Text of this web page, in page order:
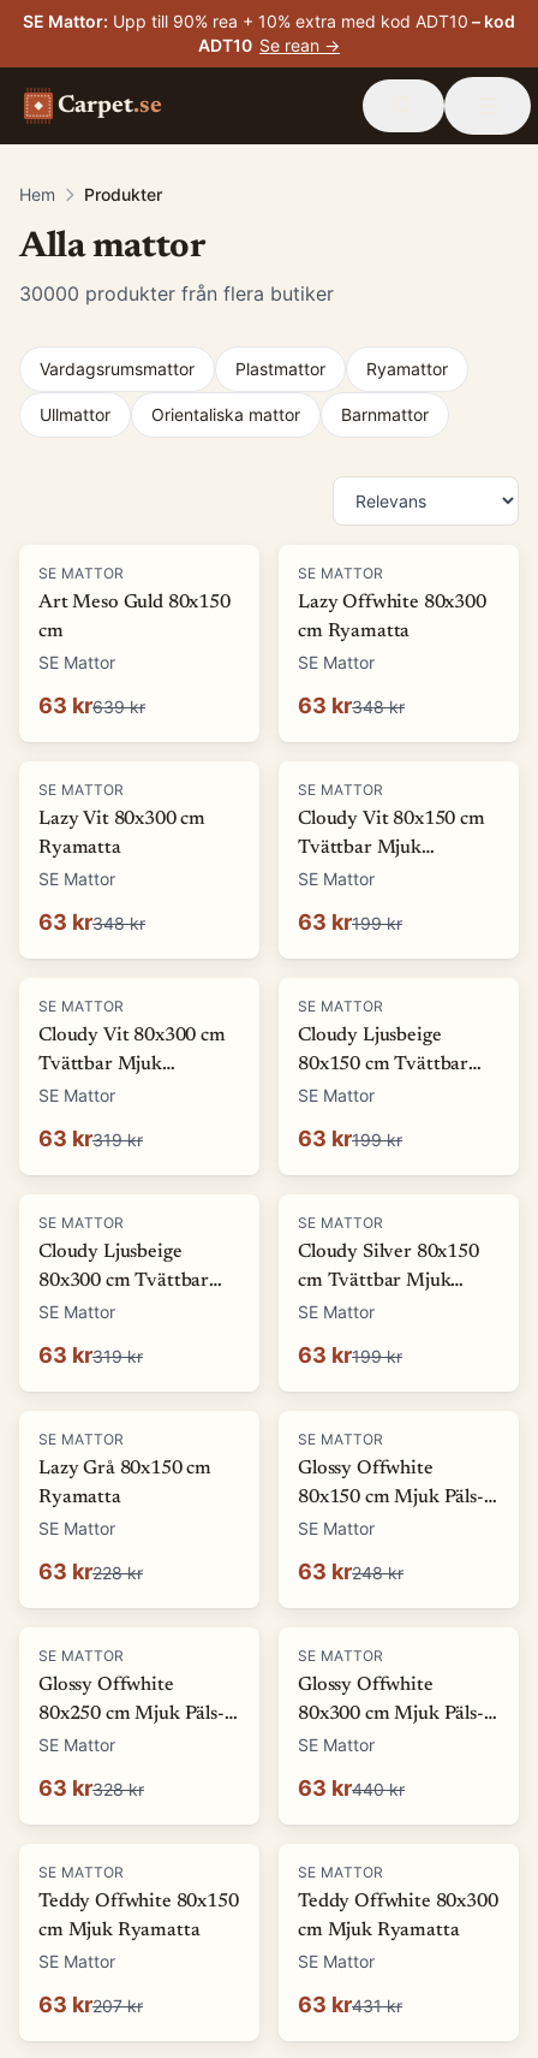
SE Mattor: Upp till 90% rea + 10% extra med kod ADT10 – kod
ADT10 Se rean →
Carpet.se
Hem Produkter
Alla mattor
30000 produkter från flera butiker
Vardagsrumsmattor Plastmattor Ryamattor
Ullmattor Orientaliska mattor Barnmattor
-90%
SE MATTOR
Art Meso Guld 80x150
cm
SE Mattor
63 kr639 kr
-82%
SE MATTOR
Lazy Offwhite 80x300
cm Ryamatta
SE Mattor
63 kr348 kr
-82%
SE MATTOR
Lazy Vit 80x300 cm
Ryamatta
SE Mattor
63 kr348 kr
-68%
SE MATTOR
Cloudy Vit 80x150 cm
Tvättbar Mjuk
Ryamatta
SE Mattor
63 kr199 kr
-80%
SE MATTOR
Cloudy Vit 80x300 cm
Tvättbar Mjuk
Ryamatta
SE Mattor
63 kr319 kr
-68%
SE MATTOR
Cloudy Ljusbeige
80x150 cm Tvättbar
Mjuk Ryamatta
SE Mattor
63 kr199 kr
-80%
SE MATTOR
Cloudy Ljusbeige
80x300 cm Tvättbar
Mjuk Ryamatta
SE Mattor
63 kr319 kr
-68%
SE MATTOR
Cloudy Silver 80x150
cm Tvättbar Mjuk
Ryamatta
SE Mattor
63 kr199 kr
-72 %
SE MATTOR
Lazy Grå 80x150 cm
Ryamatta
SE Mattor
63 kr228 kr
-75%
SE MATTOR
Glossy Offwhite
80x150 cm Mjuk Päls-
look Matta
SE Mattor
63 kr248 kr
-81 %
SE MATTOR
Glossy Offwhite
80x250 cm Mjuk Päls-
look Matta
SE Mattor
63 kr328 kr
-86%
SE MATTOR
Glossy Offwhite
80x300 cm Mjuk Päls-
look Matta
SE Mattor
63 kr440 kr
-69%
SE MATTOR
Teddy Offwhite 80x150
cm Mjuk Ryamatta
SE Mattor
63 kr207 kr
-85%
SE MATTOR
Teddy Offwhite 80x300
cm Mjuk Ryamatta
SE Mattor
63 kr431 kr